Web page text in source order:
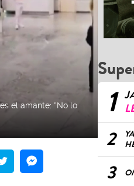
el amante: “No lo
1
2
3